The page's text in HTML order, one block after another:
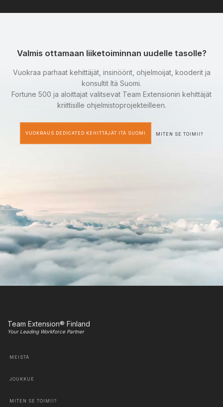
Valmis ottamaan liiketoiminnan uudelle tasolle?
Vuokraa parhaat kehittäjät, insinöörit, ohjelmoijat, kooderit ja
konsultit Itä Suomi.
Fortune 500 ja aloittajat valitsevat Team Extensionin kehittäjät
kriittisille ohjelmistoprojekteilleen.
VUOKRAUS DEDICATED KEHITTÄJÄT ITÄ SUOMI MITEN SE TOIMII?
Team Extension® Finland
Your Leading Workforce Partner
MEISTÄ
JOUKKUE
MITEN SE TOIMII?